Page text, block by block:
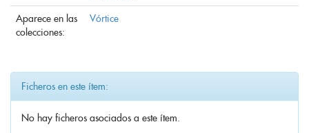
Aparece en las
colecciones:
Vórtice
Ficheros en este ítem:
No hay ficheros asociados a este ítem.